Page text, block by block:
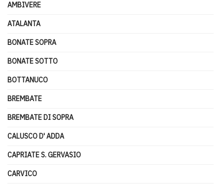
AMBIVERE
ATALANTA
BONATE SOPRA
BONATE SOTTO
BOTTANUCO
BREMBATE
BREMBATE DI SOPRA
CALUSCO D' ADDA
CAPRIATE S. GERVASIO
CARVICO